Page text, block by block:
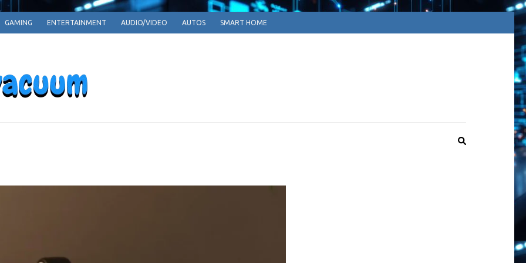
GAMING ENTERTAINMENT AUDIO/VIDEO AUTOS SMART HOME